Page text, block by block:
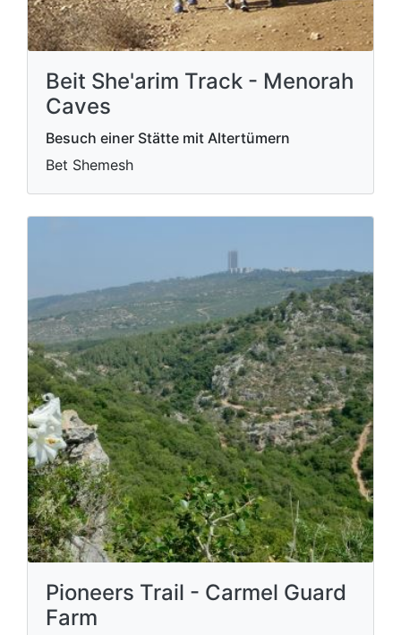
Beit She'arim Track - Menorah
Caves
Besuch einer Stätte mit Altertümern
Bet Shemesh
Pioneers Trail - Carmel Guard
Farm